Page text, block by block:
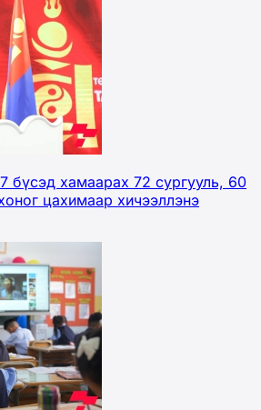
хамаарах 72 сургууль, 60
цахимаар хичээллэнэ